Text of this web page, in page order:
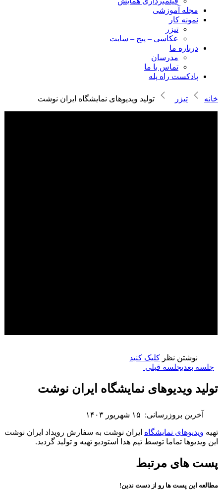
مجله آموزشی
نمونه کار
تیزر
عکاسی – پیج – سایت
درباره ما
مدرسان
تماس با ما
پادکست راه پله
خانه تیزر تولید ویدیوهای نمایشگاه ایران نوشت
نوشتن نظر کلیک کنید
جلسه بعدیجلسه قبلی
تولید ویدیوهای نمایشگاه ایران نوشت
آخرین بروزرسانی: ۱۵ شهریور ۱۴۰۳
تهیه ویدیوهای نمایشگاه ایران نوشت به سفارش رویداد ایران نوشت
این ویدیوها تماما توسط تیم هدا استودیو تهیه و تولید گردید.
پست های مرتبط
مطالعه این پست ها رو از دست ندین!